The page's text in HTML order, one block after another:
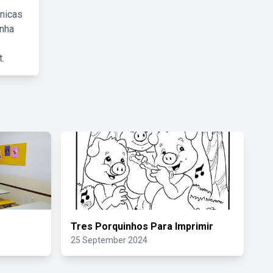
Tres Porquinhos Para Imprimir
25 September 2024